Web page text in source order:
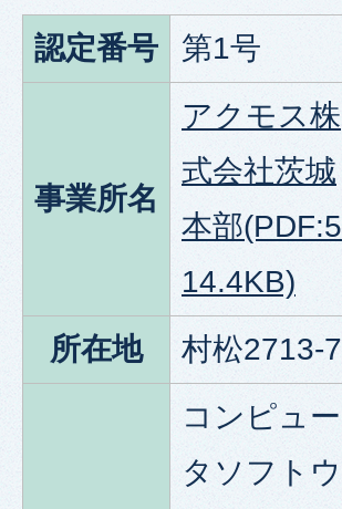
認定番号
第1号
事業所名
アクモス株
式会社茨城
本部(PDF:5
14.4KB)
所在地
村松2713-7
コンピュー
タソフトウ